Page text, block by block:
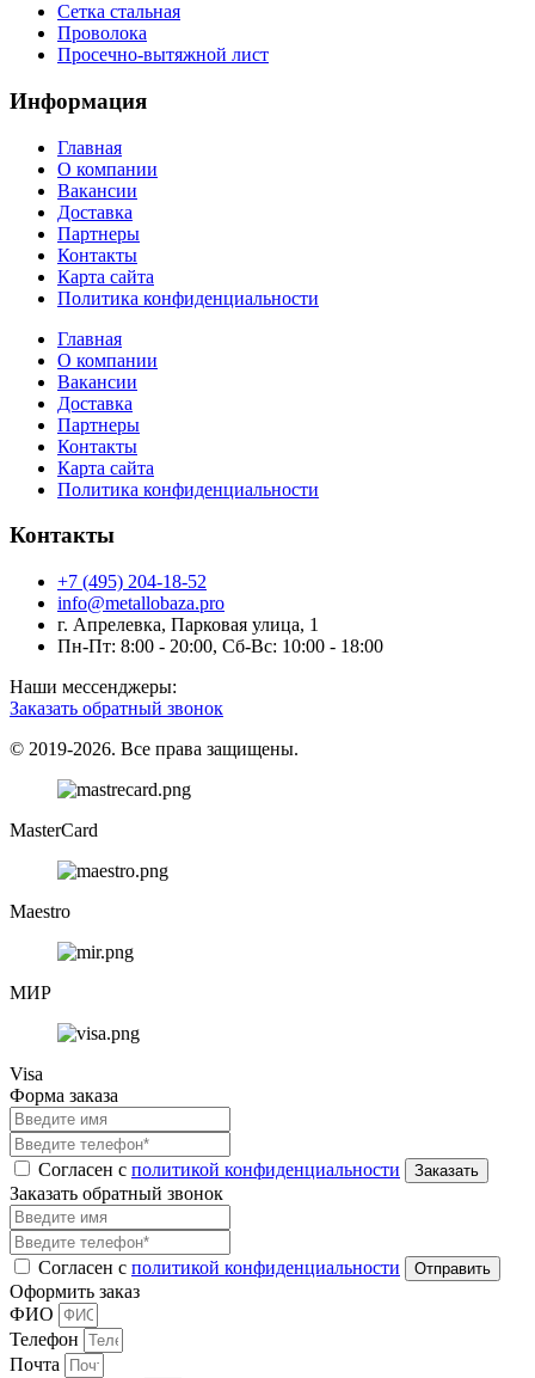
Сетка стальная
Проволока
Просечно-вытяжной лист
Информация
Главная
О компании
Вакансии
Доставка
Партнеры
Контакты
Карта сайта
Политика конфиденциальности
Главная
О компании
Вакансии
Доставка
Партнеры
Контакты
Карта сайта
Политика конфиденциальности
Контакты
+7 (495) 204-18-52
info@metallobaza.pro
г. Апрелевка, Парковая улица, 1
Пн-Пт: 8:00 - 20:00, Сб-Вс: 10:00 - 18:00
Наши мессенджеры:
Заказать обратный звонок
© 2019-2026. Все права защищены.
MasterCard
Maestro
МИР
Visa
Форма заказа
Согласен с политикой конфиденциальности
Заказать обратный звонок
Согласен с политикой конфиденциальности
Оформить заказ
ФИО
Телефон
Почта